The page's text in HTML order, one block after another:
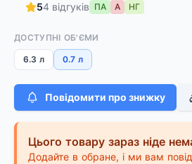
54 відгуків ПА А НГ
ДОСТУПНІ ОБ'ЄМИ
6.3 л 0.7 л
Повідомити про знижку
Цього товару зараз ніде
Додайте в обране, і ми вам